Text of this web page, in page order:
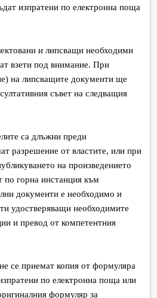
изпратени по електронна поща
и липсващи необходими
взети под внимание. При
на липсващите документи ще
съвет на следващия
са длъжни преди
разрешение от властите, или при
на произведението
по горна инстанция към
документи е необходимо и
удостверяващи необходимите
и превод от компетентния
се приемат копия от формуляра
по електронна поща или
формуляр за